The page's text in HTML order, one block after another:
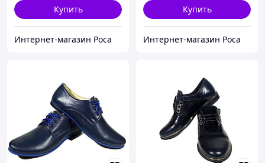
Купить
Интернет-магазин Роса
Купить
Интернет-магазин Роса